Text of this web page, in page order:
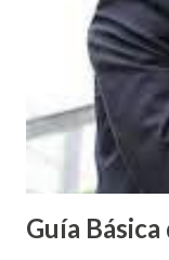
Guía Básica